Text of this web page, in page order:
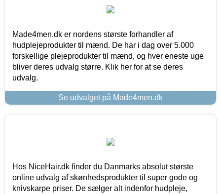
Made4men.dk er nordens største forhandler af
hudplejeprodukter til mænd. De har i dag over 5.000
forskellige plejeprodukter til mænd, og hver eneste uge
bliver deres udvalg større. Klik her for at se deres
udvalg.
Se udvalget på Made4men.dk
Hos NiceHair.dk finder du Danmarks absolut største
online udvalg af skønhedsprodukter til super gode og
knivskarpe priser. De sælger alt indenfor hudpleje,